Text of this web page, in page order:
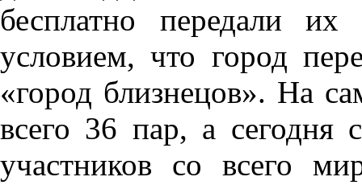
бесплатно передали
условием, что город
«город близнецов». На
всего 36 пар, а сегодня
участников со всего